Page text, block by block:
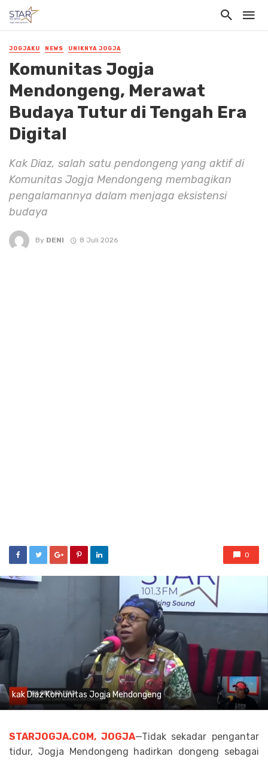
JOGJAKU NEWS UNIKNYA JOGJA
Komunitas Jogja
Mendongeng, Merawat
Budaya Tutur di Tengah Era
Digital
Kak Diaz, salah satu pendongeng yang aktif di
Komunitas Jogja Mendongeng membagikan
pengalamannya dalam menjaga eksistensi
budaya
By DENI 8 Juli 2026
0
kak Diaz Komunitas Jogja Mendongeng
STARJOGJA.COM, JOGJA—Tidak sekadar pengantar
tidur, Jogja Mendongeng hadirkan dongeng sebagai